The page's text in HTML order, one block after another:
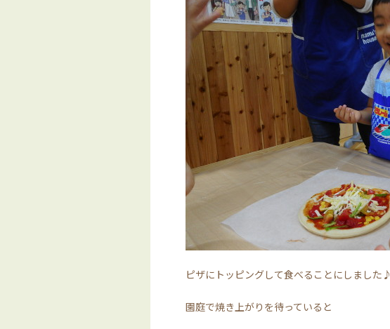
ピザにトッピングして食べることにしました♪
園庭で焼き上がりを待っていると